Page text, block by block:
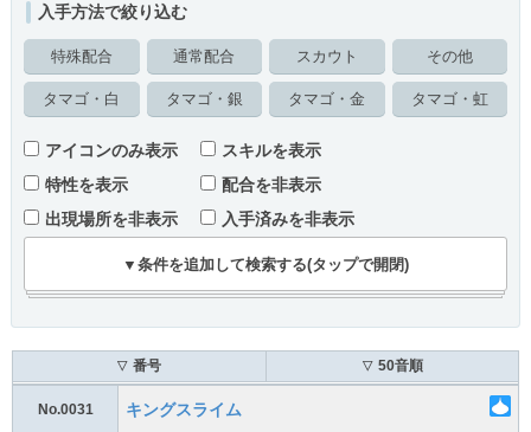
入手方法で絞り込む
特殊配合 通常配合 スカウト その他
タマゴ・白 タマゴ・銀 タマゴ・金 タマゴ・虹
アイコンのみ表示
特性を表示
出現場所を非表示
スキルを表示
配合を非表示
入手済みを非表示
▼条件を追加して検索する(タップで開閉)
番号
▽ 50音順
▽
No.0031 キングスライム